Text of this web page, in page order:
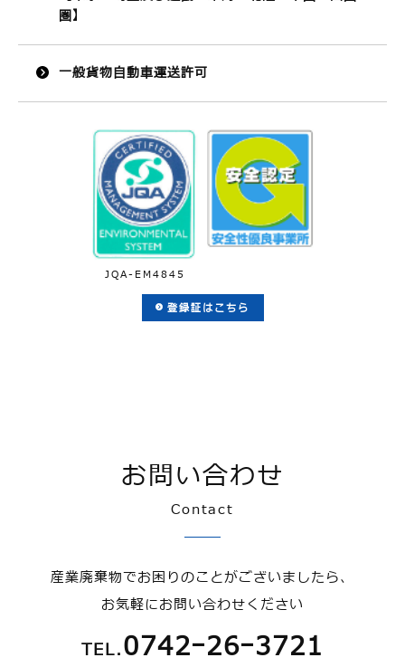
圏】
一般貨物自動車運送許可
JQA-EM4845
登録証はこちら
お問い合わせ
Contact
産業廃棄物でお困りのことがございましたら、
お気軽にお問い合わせください
TEL.0742ｰ26ｰ3721